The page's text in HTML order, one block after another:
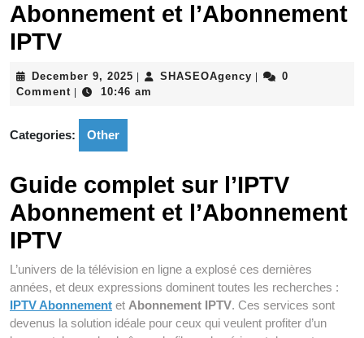
Abonnement et l’Abonnement
IPTV
December 9, 2025 December
9,
SHASEOAgency SHASEOAgency
0
Comment
10:46 am
Categories: Other
Guide complet sur l’IPTV
Abonnement et l’Abonnement
IPTV
L’univers de la télévision en ligne a explosé ces dernières
années, et deux expressions dominent toutes les recherches :
IPTV Abonnement et Abonnement IPTV. Ces services sont
devenus la solution idéale pour ceux qui veulent profiter d’un